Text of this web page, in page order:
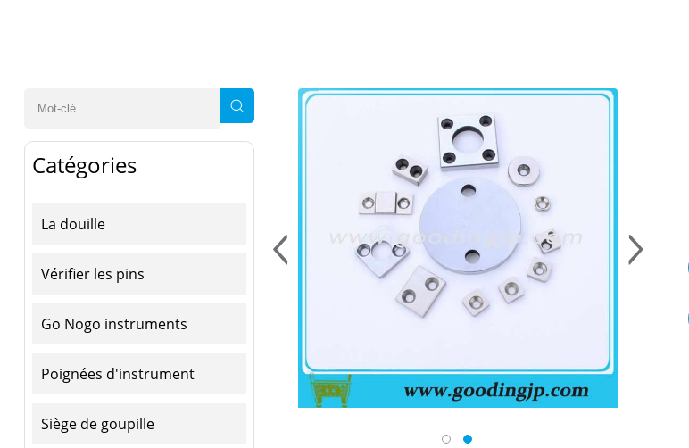
Catégories
La douille
Vérifier les pins
Go Nogo instruments
Poignées d'instrument
Siège de goupille